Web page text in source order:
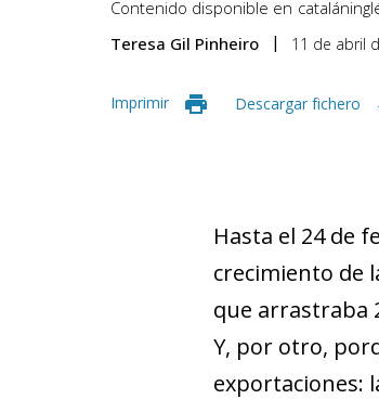
Contenido disponible en catalán
Teresa Gil Pinheiro
11 de abril
Imprimir Descargar fichero
Hasta el 24 de
crecimiento de
que arrastraba
Y, por otro,
exportaciones: